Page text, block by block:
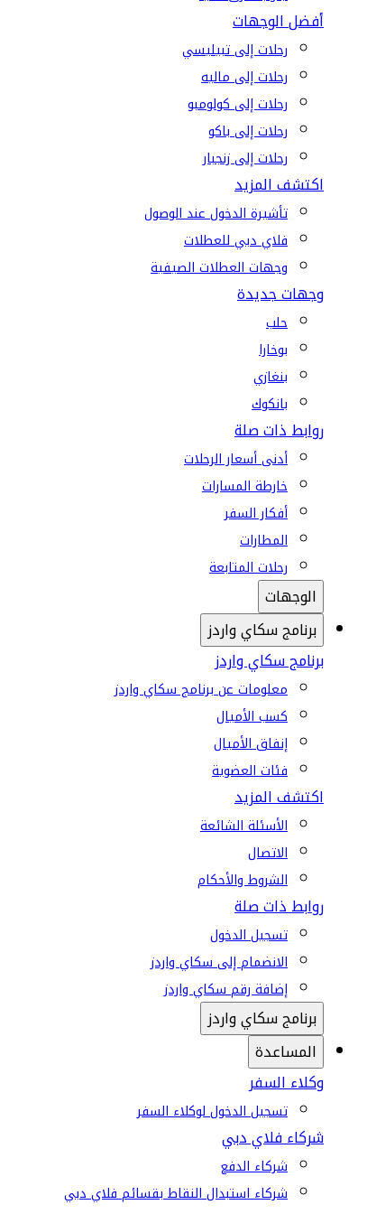
أفضل الوجهات
رحلات إلى تبيليسي
رحلات إلى ماليه
رحلات إلى كولومبو
رحلات إلى باكو
رحلات إلى زنجبار
اكتشف المزيد
تأشيرة الدخول عند الوصول
فلاي دبي للعطلات
وجهات العطلات الصيفية
وجهات جديدة
حلب
بوخارا
بنغازي
بانكوك
روابط ذات صلة
أدنى أسعار الرحلات
خارطة المسارات
أفكار السفر
المطارات
رحلات المتابعة
الوجهات
برنامج سكاي واردز
برنامج سكاي واردز
معلومات عن برنامج سكاي واردز
كسب الأميال
إنفاق الأميال
فئات العضوية
اكتشف المزيد
الأسئلة الشائعة
الاتصال
الشروط والأحكام
روابط ذات صلة
تسجيل الدخول
الانضمام إلى سكاي واردز
إضافة رقم سكاي واردز
برنامج سكاي واردز
المساعدة
وكلاء السفر
تسجيل الدخول لوكلاء السفر
شركاء فلاي دبي
شركاء الدفع
شركاء استبدال النقاط بقسائم فلاي دبي